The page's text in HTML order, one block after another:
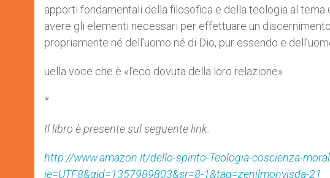
apporti fondamentali della filosofica e della teologia al
avere gli elementi necessari per effettuare un
propriamente né dell’uomo né di Dio, pur essendo e
uella voce che è «l’eco dovuta della loro relazione».
*
Il libro è presente sul seguente link:
http://www.amazon.it/dello-spirito-Teologia-coscienza-
ie=UTF8&qid=1357989803&sr=8-1&tag=zenilmonvisda-21